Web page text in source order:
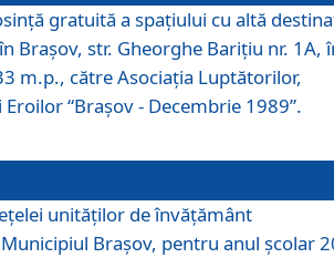
gratuită a spaţiului cu altă
Braşov, str. Gheorghe Bariţiu nr. 1A,
m.p., către Asociaţia Luptătorilor,
“Braşov - Decembrie 1989”.
unităţilor de învăţământ
Braşov, pentru anul şcolar